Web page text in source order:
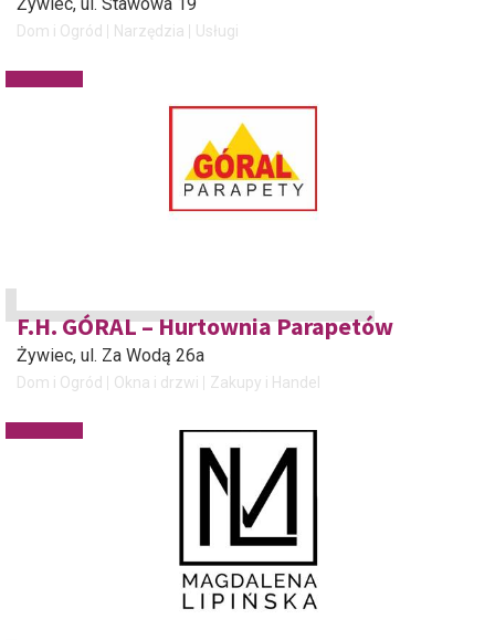
Dom i Ogród Narzędzia Usługi
F.H. GÓRAL – Hurtownia Parapetów
Żywiec, ul. Za Wodą 26a
Dom i Ogród Okna i drzwi Zakupy i Handel